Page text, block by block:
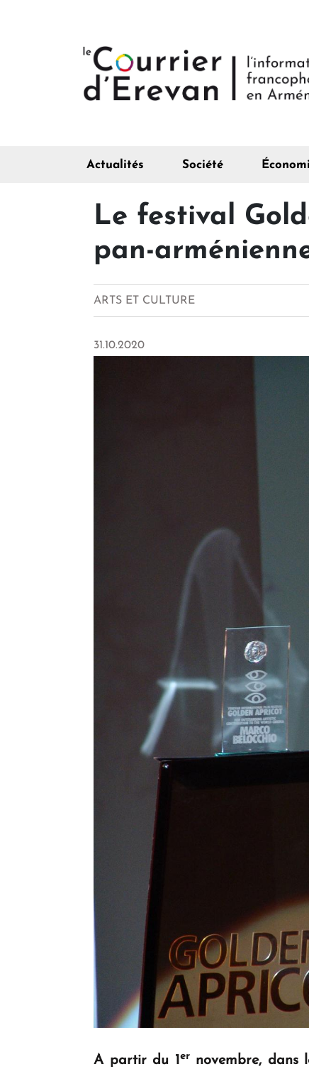
Actualités Société
Le festival
pan-
ARTS ET CULTURE
31.10.2020
A partir du 1er novembre, dans